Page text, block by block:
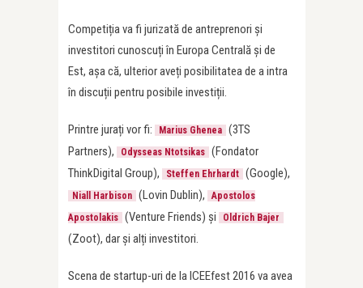
Competiția va fi jurizată de antreprenori și
investitori cunoscuți în Europa Centrală și de
Est, așa că, ulterior aveți posibilitatea de a intra
în discuții pentru posibile investiții.
Printre jurați vor fi: Marius Ghenea (3TS
Partners),
Odysseas Ntotsikas (Fondator
ThinkDigital Group),
Steffen Ehrhardt (Google),
Niall Harbison (Lovin Dublin),
Apostolos
Apostolakis (Venture Friends) și Oldrich Bajer
(Zoot), dar și alți investitori.
Scena de startup-uri de la ICEEfest 2016 va avea